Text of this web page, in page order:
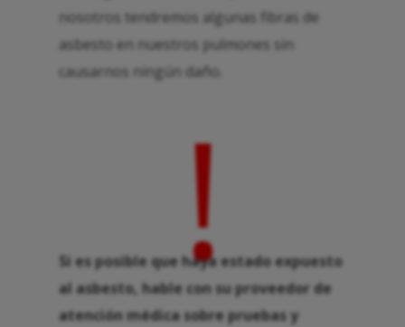
nosotros tendremos algunas fibras de
asbesto en nuestros pulmones sin
causarnos ningún daño.
!
Si es posible que haya estado expuesto
al asbesto, hable con su proveedor de
atención médica sobre pruebas y